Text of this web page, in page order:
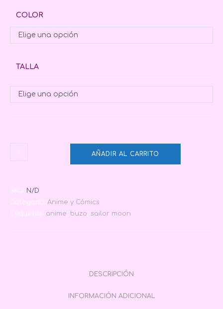
COLOR
Elige una opción
TALLA
Elige una opción
AÑADIR AL CARRITO
SKU: N/D
Categoría: Anime y Cómics
Etiquetas: anime, buzo, sailor moon
DESCRIPCIÓN
INFORMACIÓN ADICIONAL